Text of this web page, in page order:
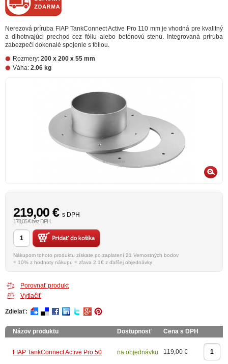
Nerezová príruba FIAP TankConnect Active Pro 110 mm je vhodná pre kvalitný
a dlhotrvajúci prechod cez fóliu alebo betónovú stenu. Integrovaná príruba
zabezpečí dokonalé spojenie s fóliou.
Rozmery: 200 x 200 x 55 mm
Váha: 2.06 kg
219,00 € s DPH
178,05 € bez DPH
Nákupom tohoto produktu získate po zaplatení 21 Vernostných bodov
= 10% z hodnoty nákupu = zľava 2.1€ z ďaľšej objednávky
Porovnať produkt
Vytlačiť
Zdielať:
Názov produktu Dostupnosť Cena s DPH
FIAP TankConnect Active Pro 50 na objednávku 119,00 €